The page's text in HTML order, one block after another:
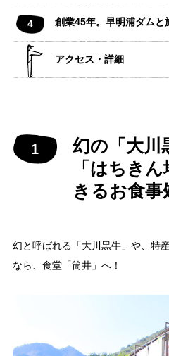
創業45年。早明浦ダムと
アクセス・詳細
幻の「大川
「はちき
きるお食事
幻と呼ばれる「大川黒牛」や、特
なら、食堂「筒井」へ！